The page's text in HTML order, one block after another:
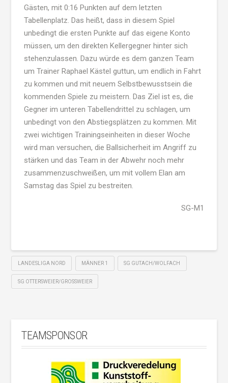
Gästen, mit 0:16 Punkten auf dem letzten
Tabellenplatz. Das heißt, dass in diesem Spiel
unbedingt die ersten Punkte auf das eigene Konto
müssen, um den direkten Kellergegner hinter sich
stehenzulassen. Dazu würde es dem ganzen Team
um Trainer Raphael Kästel guttun, um endlich in Fahrt
zu kommen und mit neuem Selbstbewusstsein die
kommenden Spiele zu meistern. Das Ziel ist es, die
Gegner im unteren Tabellendrittel zu schlagen, um
unbedingt von den Abstiegsplätzen zu kommen. Mit
zwei wichtigen Trainingseinheiten in dieser Woche
wird man versuchen, die Ballsicherheit im Angriff zu
stärken und das Team in der Abwehr noch mehr
zusammenzuschweißen, um mit vollem Elan am
Samstag das Spiel zu bestreiten.
SG-M1
LANDESLIGA NORD MÄNNER 1 SG GUTACH/WOLFACH
SG OTTERSWEIER/GROSSWEIER
TEAMSPONSOR